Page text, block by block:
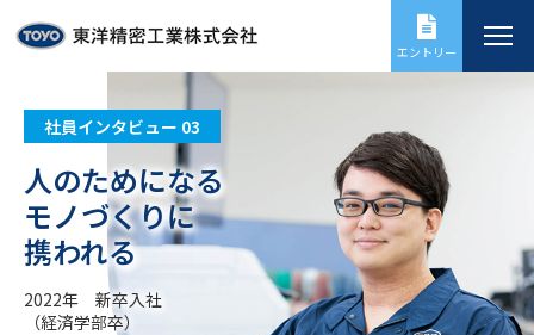
エントリー
社員インタビュー 03
人のためになる
モノづくりに
携われる
2022年 新卒入社
（経済学部卒）